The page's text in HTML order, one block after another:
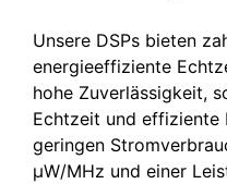
Unsere DSPs bieten
energieeffiziente
hohe Zuverlässigkeit,
Echtzeit und effiziente
geringen
µW/MHz und einer